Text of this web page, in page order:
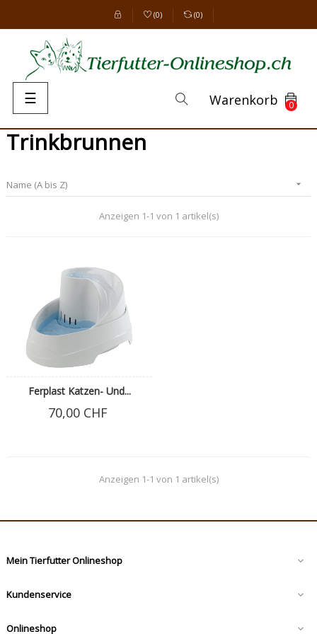
(0) (0)
Umschalten
der
Navigation
☰ Warenkorb 0
Trinkbrunnen
Name (A bis Z) 
Anzeigen 1-1 von 1 artikel(s)
Ferplast Katzen- Und...
70,00 CHF
Anzeigen 1-1 von 1 artikel(s)
Mein Tierfutter Onlineshop 
Kundenservice 
Onlineshop 